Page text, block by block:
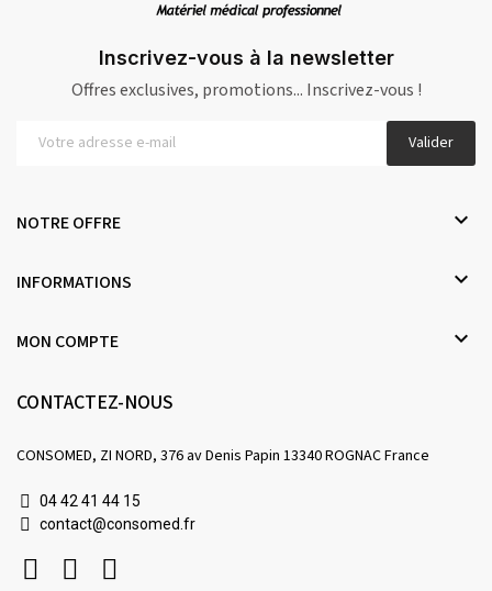
Inscrivez-vous à la newsletter
Offres exclusives, promotions... Inscrivez-vous !
Valider
NOTRE OFFRE 
INFORMATIONS 
MON COMPTE 
CONTACTEZ-NOUS
CONSOMED, ZI NORD, 376 av Denis Papin 13340 ROGNAC France
04 42 41 44 15
contact@consomed.fr